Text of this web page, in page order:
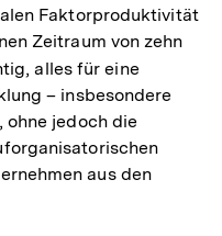
Faktorproduktivität
Zeitraum von zehn
alles für eine
– insbesondere
ohne jedoch die
aus den